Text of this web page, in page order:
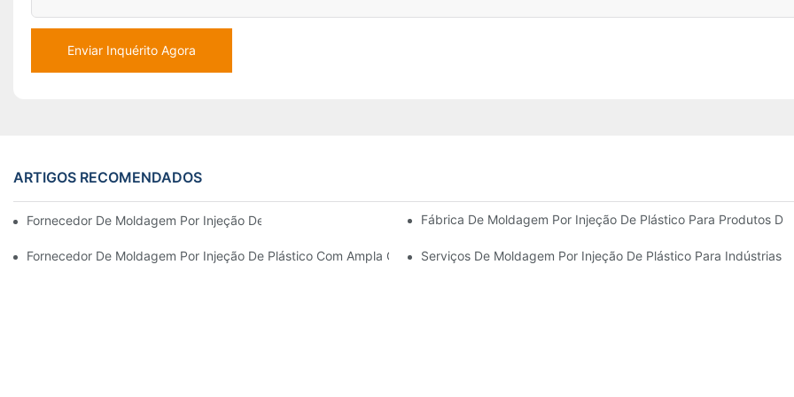
Enviar Inquérito Agora
ARTIGOS RECOMENDADOS
Fornecedor De Moldagem Por Injeção De Plástico Com Ampla Experiência No SetorFábrica De Moldagem Por Injeção De Plástico Para Produtos
Fornecedor De Moldagem Por Injeção De Plástico Com Ampla Gama De ProdutosServiços De Moldagem Por Injeção De Plástico Para Indústrias